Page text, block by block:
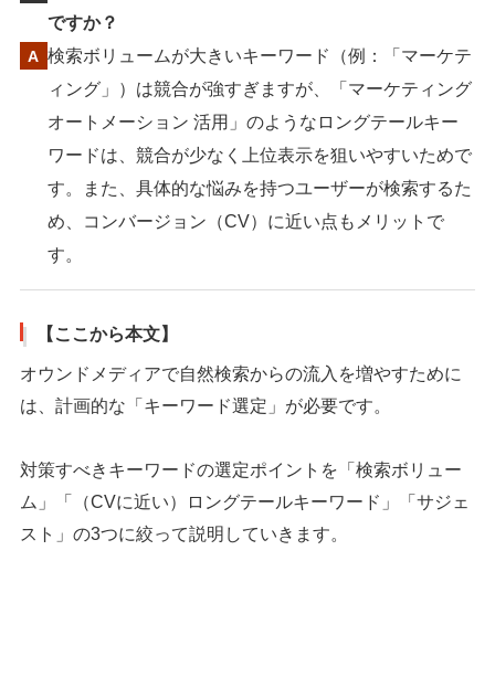
ですか？
検索ボリュームが大きいキーワード（例：「マーケテ
ィング」）は競合が強すぎますが、「マーケティング
オートメーション 活用」のようなロングテールキー
ワードは、競合が少なく上位表示を狙いやすいためで
す。また、具体的な悩みを持つユーザーが検索するた
め、コンバージョン（CV）に近い点もメリットで
す。
【ここから本文】
オウンドメディアで自然検索からの流入を増やすために
は、計画的な「キーワード選定」が必要です。
対策すべきキーワードの選定ポイントを「検索ボリュー
ム」「（CVに近い）ロングテールキーワード」「サジェ
スト」の3つに絞って説明していきます。